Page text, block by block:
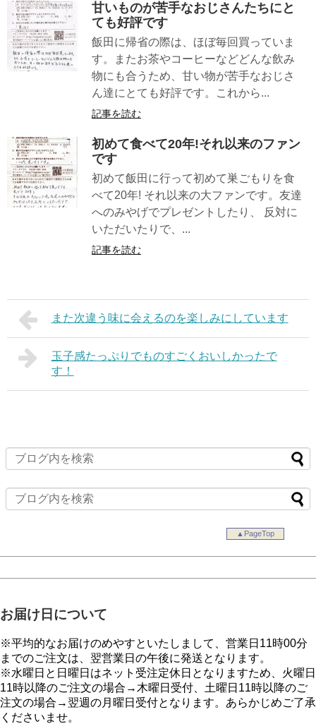
甘いものが苦手なおじさんたちにと
ても好評です
飯田に帰省の際は、ほぼ毎回買っていま
す。またお茶やコーヒーなどどんな飲み
物にも合うため、甘い物が苦手なおじさ
ん達にとても好評です。これから...
記事を読む
初めて食べて20年!それ以来のファン
です
初めて飯田に行って初めて巣ごもりを食
べて20年! それ以来の大ファンです。友達
へのみやげでプレゼントしたり、 反対に
いただいたりで、...
記事を読む
また次違う味に会えるのを楽しみにしています
玉子感たっぷりでものすごくおいしかったで
す！
▲PageTop
お届け日について
※平均的なお届けのめやすといたしまして、営業日11時00分
までのご注文は、翌営業日の午後に発送となります。
※水曜日と日曜日はネット受注定休日となりますため、火曜日
11時以降のご注文の場合→木曜日受付、土曜日11時以降のご
注文の場合→翌週の月曜日受付となります。あらかじめご了承
くださいませ。